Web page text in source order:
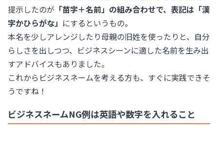
提示したのが 「苗字＋名前」の組み合わせで、表記は「漢
字かひらがな」 にするというもの。
本名を少しアレンジしたり母親の旧姓を使ったりと、自分
らしさを出しつつ、ビジネスシーンに適した名前を生み出
すアドバイスもありました。
これからビジネスネームを考える方も、すぐに実践できそ
うですね！
ビジネスネームNG例は英語や数字を入れること